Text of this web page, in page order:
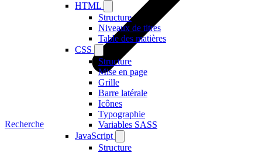
HTML
Structure
Niveaux de titres
Table des matières
CSS
Structure
Mise en page
Grille
Barre latérale
Icônes
Typographie
Variables SASS
JavaScript
Structure
Recherche